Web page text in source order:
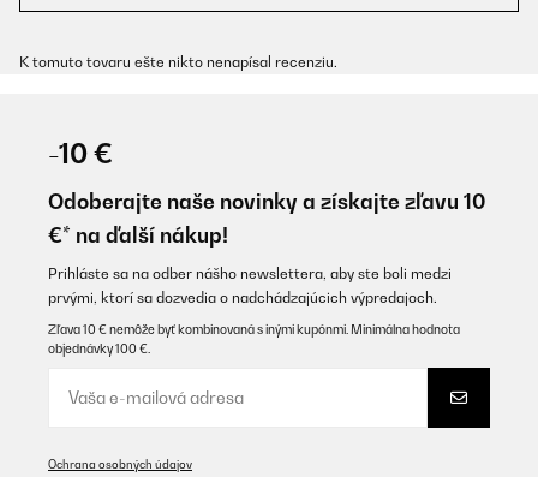
K tomuto tovaru ešte nikto nenapísal recenziu.
-10 €
Odoberajte naše novinky a získajte zľavu 10
€* na ďalší nákup!
Prihláste sa na odber nášho newslettera, aby ste boli medzi
prvými, ktorí sa dozvedia o nadchádzajúcich výpredajoch.
Zľava 10 € nemôže byť kombinovaná s inými kupónmi. Minimálna hodnota
objednávky 100 €.
Ochrana osobných údajov